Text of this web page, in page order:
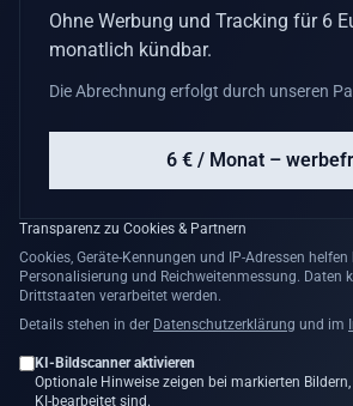
Ohne Werbung und Tracking für 6
monatlich kündbar.
Die Abrechnung erfolgt durch unseren
6 € / Monat –
Transparenz zu Cookies & Partnern
Cookies, Geräte-Kennungen und IP-Adressen
Personalisierung und Reichweitenmessung. Daten
Drittstaaten verarbeitet werden.
Details stehen in der Datenschutzerklärung und im
KI-Bildscanner aktivieren
Optionale Hinweise zeigen bei markierten
KI-bearbeitet sind.